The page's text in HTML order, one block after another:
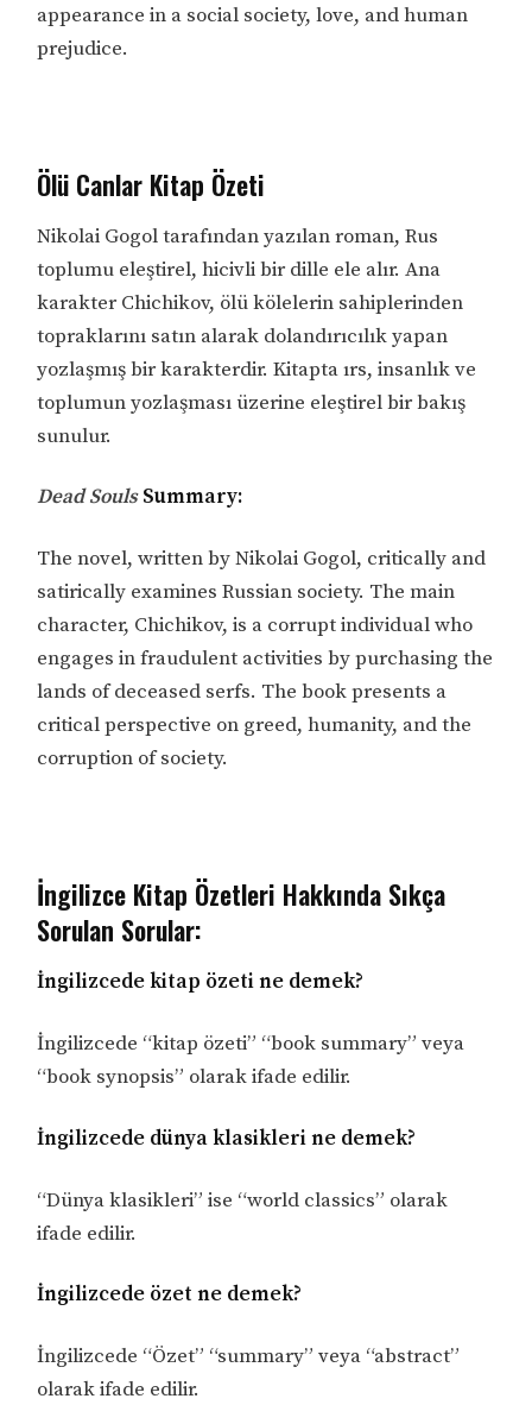
appearance in a social society, love, and human
prejudice.
Ölü Canlar Kitap Özeti
Nikolai Gogol tarafından yazılan roman, Rus
toplumu eleştirel, hicivli bir dille ele alır. Ana
karakter Chichikov, ölü kölelerin sahiplerinden
topraklarını satın alarak dolandırıcılık yapan
yozlaşmış bir karakterdir. Kitapta ırs, insanlık ve
toplumun yozlaşması üzerine eleştirel bir bakış
sunulur.
Dead SoulsSummary:
The novel, written by Nikolai Gogol, critically and
satirically examines Russian society. The main
character, Chichikov, is a corrupt individual who
engages in fraudulent activities by purchasing the
lands of deceased serfs. The book presents a
critical perspective on greed, humanity, and the
corruption of society.
İngilizce Kitap Özetleri Hakkında Sıkça
Sorulan Sorular:
İngilizcede kitap özeti ne demek?
İngilizcede “kitap özeti” “book summary” veya
“book synopsis” olarak ifade edilir.
İngilizcede dünya klasikleri ne demek?
“Dünya klasikleri” ise “world classics” olarak
ifade edilir.
İngilizcede özet ne demek?
İngilizcede “Özet” “summary” veya “abstract”
olarak ifade edilir.